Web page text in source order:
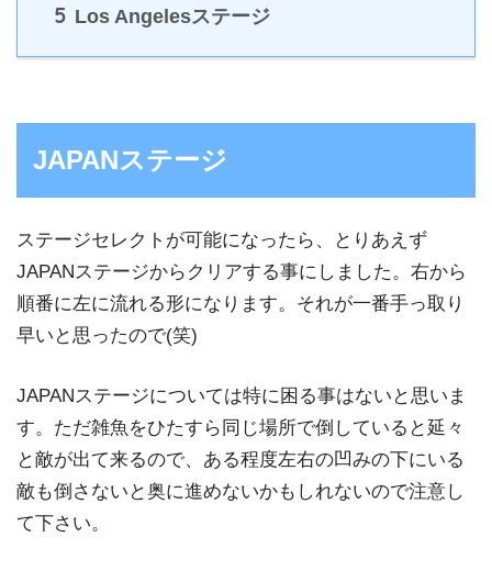
5 Los Angelesステージ
JAPANステージ
ステージセレクトが可能になったら、とりあえず
JAPANステージからクリアする事にしました。右から
順番に左に流れる形になります。それが一番手っ取り
早いと思ったので(笑)
JAPANステージについては特に困る事はないと思いま
す。ただ雑魚をひたすら同じ場所で倒していると延々
と敵が出て来るので、ある程度左右の凹みの下にいる
敵も倒さないと奥に進めないかもしれないので注意し
て下さい。